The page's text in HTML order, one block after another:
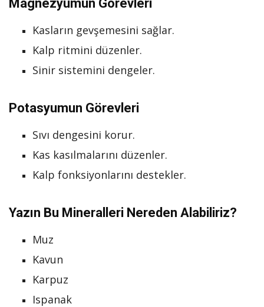
Magnezyumun Görevleri
Kasların gevşemesini sağlar.
Kalp ritmini düzenler.
Sinir sistemini dengeler.
Potasyumun Görevleri
Sıvı dengesini korur.
Kas kasılmalarını düzenler.
Kalp fonksiyonlarını destekler.
Yazın Bu Mineralleri Nereden Alabiliriz?
Muz
Kavun
Karpuz
Ispanak